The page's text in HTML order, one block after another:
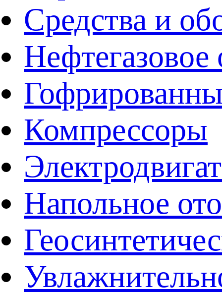
Средства и
Нефтегазовое
Компрессоры
Напольное